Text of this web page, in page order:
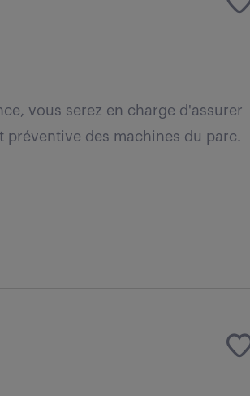
vous serez en charge d'assurer
préventive des machines du parc.